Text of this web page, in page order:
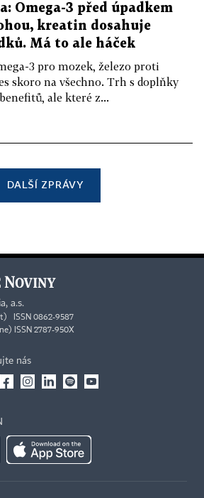
Omega-3 před úpadkem
kreatin dosahuje
Má to ale háček
3 pro mozek, železo proti
skoro na všechno. Trh s doplňky
ale které z...
DALŠÍ ZPRÁVY
a.s.
ISSN 0862-9587
ISSN 2787-950X
nás